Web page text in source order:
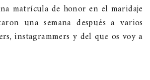
matrícula de honor en el maridaje
una semana después a varios
instagrammers y del que os voy a